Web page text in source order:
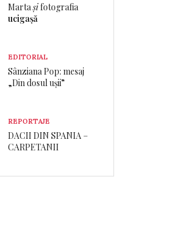
Martașifotografia
ucigașă
EDITORIAL
Sânziana Pop: mesaj
„Din dosul ușii”
REPORTAJE
DACII DIN SPANIA –
CARPETANII